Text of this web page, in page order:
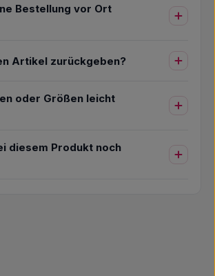
Bestellung vor Ort
Artikel zurückgeben?
oder Größen leicht
diesem Produkt noch